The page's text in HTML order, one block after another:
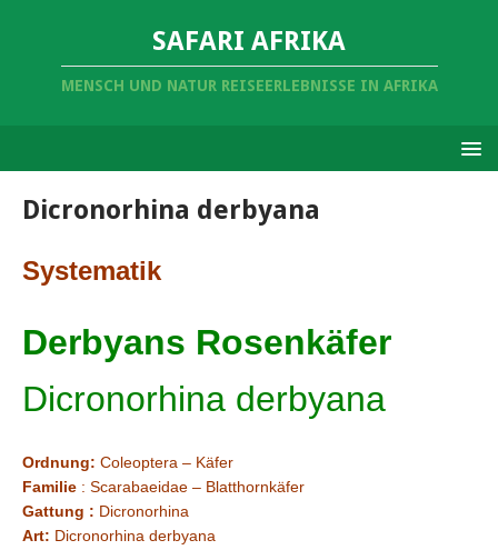
SAFARI AFRIKA
MENSCH UND NATUR REISEERLEBNISSE IN AFRIKA
Dicronorhina derbyana
Systematik
Derbyans Rosenkäfer
Dicronorhina derbyana
Ordnung: Coleoptera – Käfer
Familie : Scarabaeidae – Blatthornkäfer
Gattung : Dicronorhina
Art: Dicronorhina derbyana